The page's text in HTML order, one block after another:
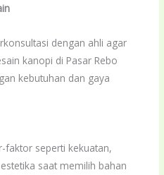
dengan ahli agar
kanopi di Pasar Rebo
kebutuhan dan gaya
faktor seperti kekuatan,
saat memilih bahan